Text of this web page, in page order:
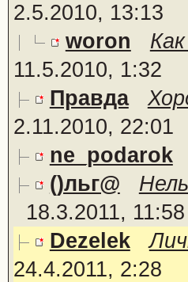
2.5.2010, 13:13
woron
11.5.2010, 1:32
Правда
2.11.2010, 22:01
ne_podarok
()льг@
18.3.2011, 11:58
Dezelek
24.4.2011, 2:28